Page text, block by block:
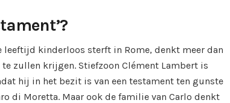
kinderloos sterft in Rome, denkt meer dan
zullen krijgen. Stiefzoon Clément Lambert is
hij in het bezit is van een testament ten gunste
di Moretta. Maar ook de familie van Carlo denkt